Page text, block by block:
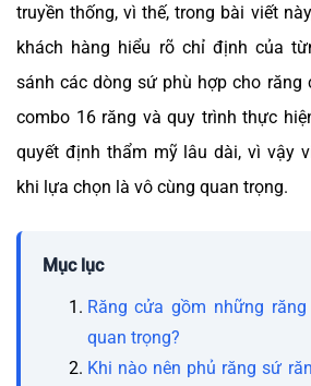
truyền thống, vì thế, trong bài viết
khách hàng hiểu rõ chỉ định của
sánh các dòng sứ phù hợp cho răng
combo 16 răng và quy trình thực
quyết định thẩm mỹ lâu dài, vì vậy
khi lựa chọn là vô cùng quan trọng.
Mục lục
Răng cửa gồm những
quan trọng?
Khi nào nên phủ răng sứ